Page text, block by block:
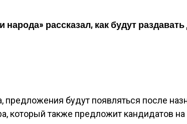
народа» рассказал, как будут
предложения будут появляться после
который также предложит кандидатов на